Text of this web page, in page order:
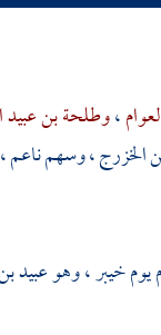
،وطلحة بن عبيد
الخزرج، وسهمناعم
خيبر، وهوعبيد